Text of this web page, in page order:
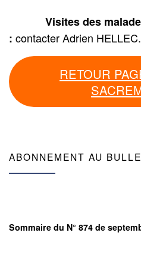
Visites des
: contacter Adrien HELLEC.
RETOUR
ABONNEMENT AU
Sommaire du N° 874 de